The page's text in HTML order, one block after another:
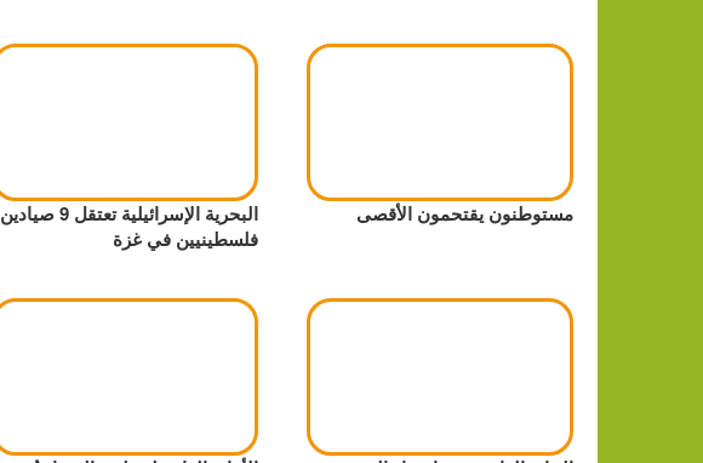
مستوطنون يقتحمون الأقصى
البحرية الإسرائيلية تعتقل 9 صيادين
فلسطينيين في غزة